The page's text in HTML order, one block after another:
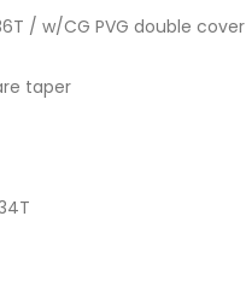
/ w/CG PVG double cover
taper